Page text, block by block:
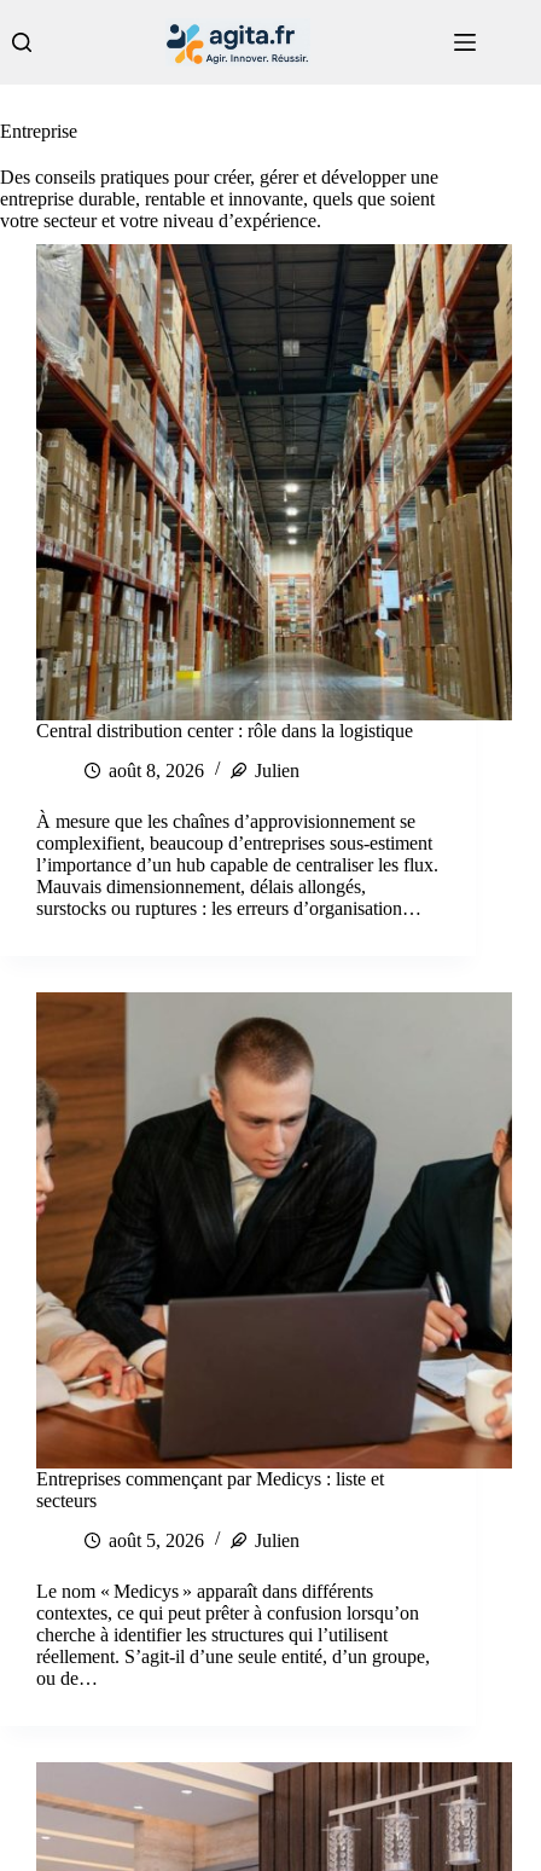
au
contenu
Entreprise
Des conseils pratiques pour créer, gérer et développer une
entreprise durable, rentable et innovante, quels que soient
votre secteur et votre niveau d’expérience.
Central distribution center : rôle dans la logistique
août 8, 2026
Julien
À mesure que les chaînes d’approvisionnement se
complexifient, beaucoup d’entreprises sous-estiment
l’importance d’un hub capable de centraliser les flux.
Mauvais dimensionnement, délais allongés,
surstocks ou ruptures : les erreurs d’organisation…
Entreprises commençant par Medicys : liste et
secteurs
août 5, 2026
Julien
Le nom « Medicys » apparaît dans différents
contextes, ce qui peut prêter à confusion lorsqu’on
cherche à identifier les structures qui l’utilisent
réellement. S’agit‑il d’une seule entité, d’un groupe,
ou de…